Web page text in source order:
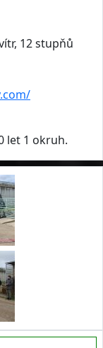
12 stupňů
let 1 okruh.